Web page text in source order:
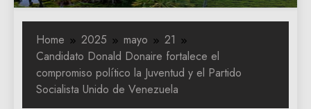
Home 2025 mayo
21
Candidato Donald Donaire fortalece el
compromiso político la Juventud y el Partido
Socialista Unido de Venezuela